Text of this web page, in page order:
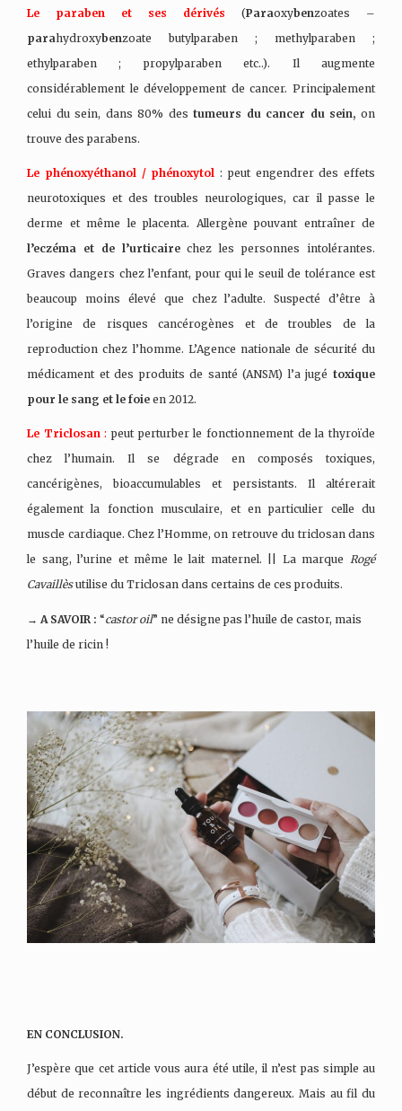
Le paraben et ses dérivés (Paraoxybenzoates –
parahydroxybenzoate butylparaben ; methylparaben ;
ethylparaben ; propylparaben etc..). Il augmente
considérablement le développement de cancer. Principalement
celui du sein, dans 80% des tumeurs du cancer du sein, on
trouve des parabens.
Le phénoxyéthanol / phénoxytol : peut engendrer des effets
neurotoxiques et des troubles neurologiques, car il passe le
derme et même le placenta. Allergène pouvant entraîner de
l’eczéma et de l’urticairechez les personnes intolérantes.
Graves dangers chez l’enfant, pour qui le seuil de tolérance est
beaucoup moins élevé que chez l’adulte. Suspecté d’être à
l’origine de risques cancérogènes et de troubles de la
reproduction chez l’homme. L’Agence nationale de sécurité du
médicament et des produits de santé (ANSM) l’a jugé toxique
pour le sang et le foie en 2012.
Le Triclosan: peut perturber le fonctionnement de la thyroïde
chez l’humain. Il se dégrade en composés toxiques,
cancérigènes, bioaccumulables et persistants. Il altérerait
également la fonction musculaire, et en particulier celle du
muscle cardiaque. Chez l’Homme, on retrouve du triclosan dans
le sang, l’urine et même le lait maternel. || La marque Rogé
Cavaillèsutilise du Triclosan dans certains de ces produits.
→ A SAVOIR : “castor oil” ne désigne pas l’huile de castor, mais
l’huile de ricin !
EN CONCLUSION.
J’espère que cet article vous aura été utile, il n’est pas simple au
début de reconnaître les ingrédients dangereux. Mais au fil du